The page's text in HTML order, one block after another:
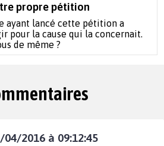
propre pétition
ayant lancé cette pétition a
pour la cause qui la concernait.
de même ?
2016 à 09:12:45